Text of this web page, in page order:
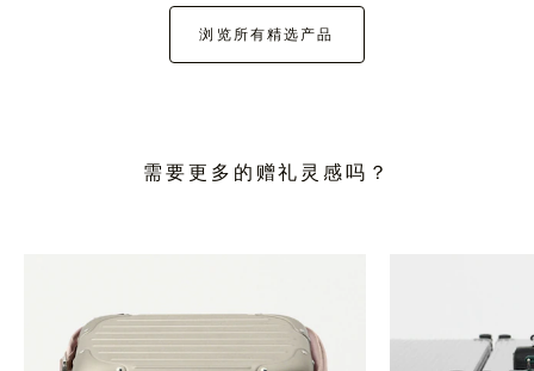
浏览所有精选产品
需要更多的赠礼灵感吗？